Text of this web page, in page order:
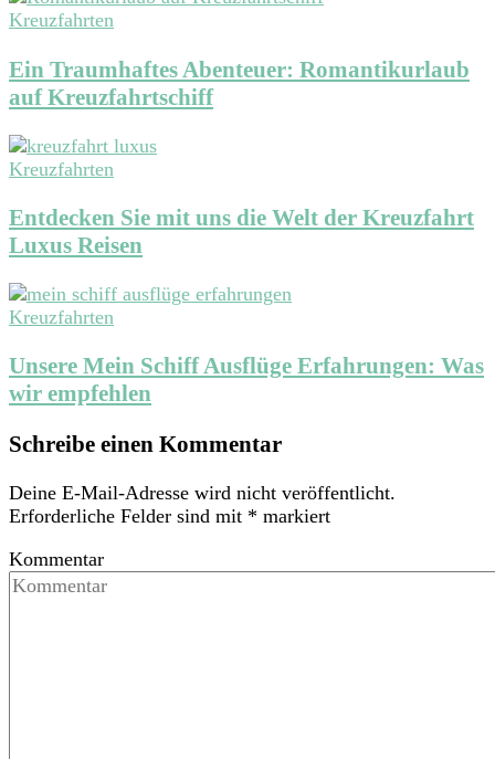
Kreuzfahrten
Ein Traumhaftes Abenteuer: Romantikurlaub
auf Kreuzfahrtschiff
Kreuzfahrten
Entdecken Sie mit uns die Welt der Kreuzfahrt
Luxus Reisen
Kreuzfahrten
Unsere Mein Schiff Ausflüge Erfahrungen: Was
wir empfehlen
Schreibe einen Kommentar
Deine E-Mail-Adresse wird nicht veröffentlicht.
Erforderliche Felder sind mit * markiert
Kommentar